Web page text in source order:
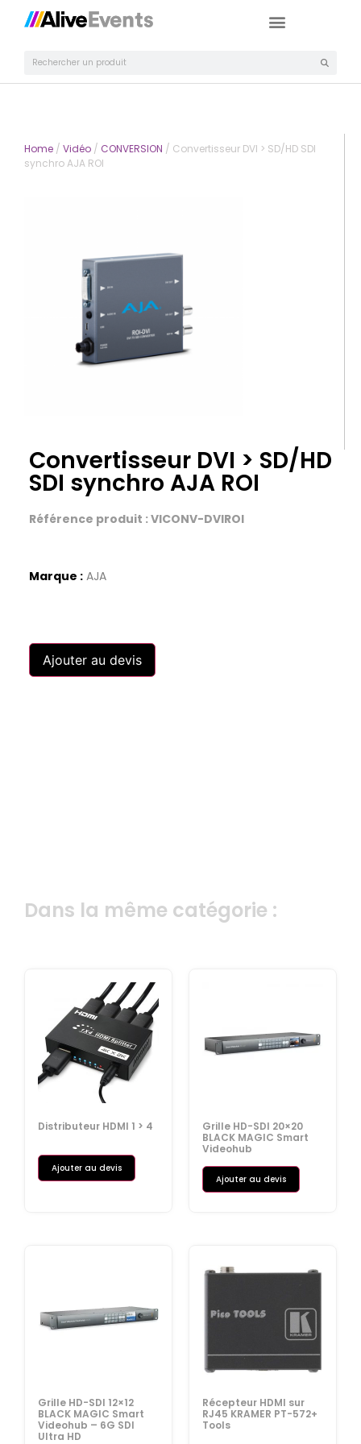
Home / Vidéo / CONVERSION / Convertisseur DVI > SD/HD SDI
synchro AJA ROI
Convertisseur DVI > SD/HD
SDI synchro AJA ROI
Référence produit : VICONV-DVIROI
Marque : AJA
Ajouter au devis
Dans la même catégorie :
Distributeur HDMI 1 > 4
Ajouter au devis
Grille HD-SDI 20×20
BLACK MAGIC Smart
Videohub
Ajouter au devis
Grille HD-SDI 12×12
BLACK MAGIC Smart
Videohub – 6G SDI
Ultra HD
Récepteur HDMI sur
RJ45 KRAMER PT-572+
Tools